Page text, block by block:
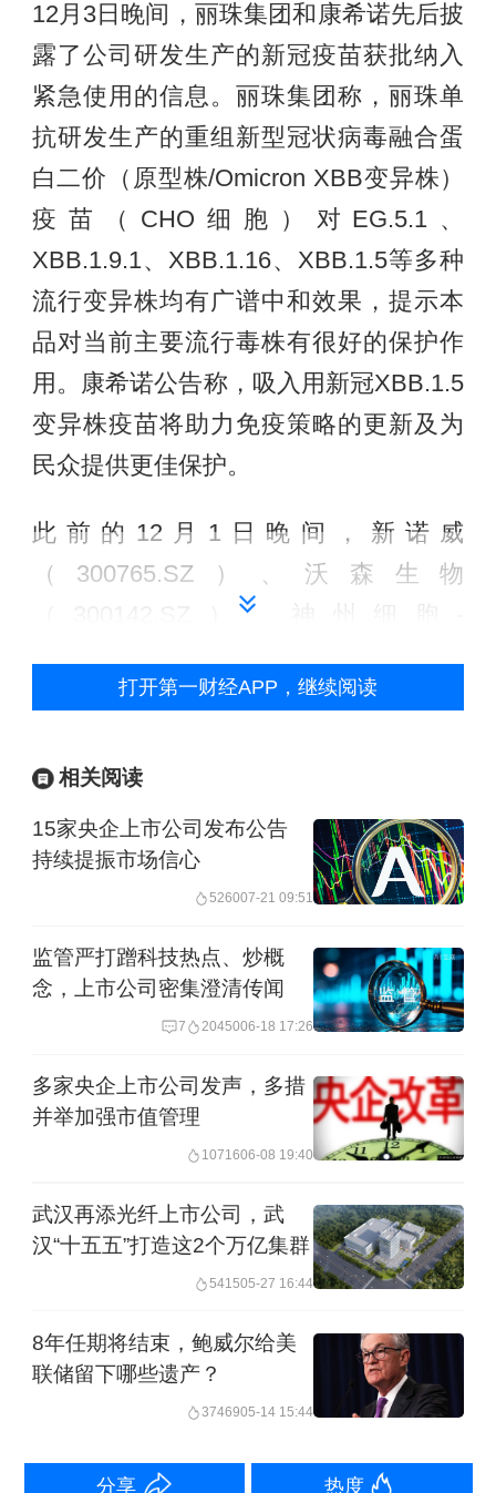
12月3日晚间，丽珠集团和康希诺先后披
露了公司研发生产的新冠疫苗获批纳入
紧急使用的信息。丽珠集团称，丽珠单
抗研发生产的重组新型冠状病毒融合蛋
白二价（原型株/Omicron XBB变异株）
疫苗（CHO细胞）对EG.5.1、
XBB.1.9.1、XBB.1.16、XBB.1.5等多种
流行变异株均有广谱中和效果，提示本
品对当前主要流行毒株有很好的保护作
用。康希诺公告称，吸入用新冠XBB.1.5
变异株疫苗将助力免疫策略的更新及为
民众提供更佳保护。
此前的12月1日晚间，新诺威
（300765.SZ）、沃森生物
（300142.SZ）、神州细胞-
冠病毒疫苗获批纳入紧急使用的信息。
新诺威称，SYS6006.32是针对以
苗。沃森生物称，公司研发的RQ3033疫
苗是针对当前新冠病毒Omicron XBB设
推荐优先使用含Omicron XBB抗原组分
的单价新冠疫苗的建议。神州细胞表
Beta/Omicron (BA.1/BQ.1.1/XBB.1)变异
株S三聚体蛋白疫苗（项目代号：
Delta替换成了当前主要流行变异株
BQ.1.1和XBB.1的S三聚体蛋白抗原，构
成了迭代新冠疫苗，以增强对当前多个
主要流行毒株及其子变异株的针对性和
广谱性。
打开第一财经APP，继续阅读
相关阅读
15家央企上市公司发布公告
持续提振市场信心
526007-21 09:51
监管严打蹭科技热点、炒概
念，上市公司密集澄清传闻
7 2045006-18 17:26
多家央企上市公司发声，多措
并举加强市值管理
1071606-08 19:40
武汉再添光纤上市公司，武
汉“十五五”打造这2个万亿集群
541505-27 16:44
8年任期将结束，鲍威尔给美
联储留下哪些遗产？
3746905-14 15:44
分享 热度